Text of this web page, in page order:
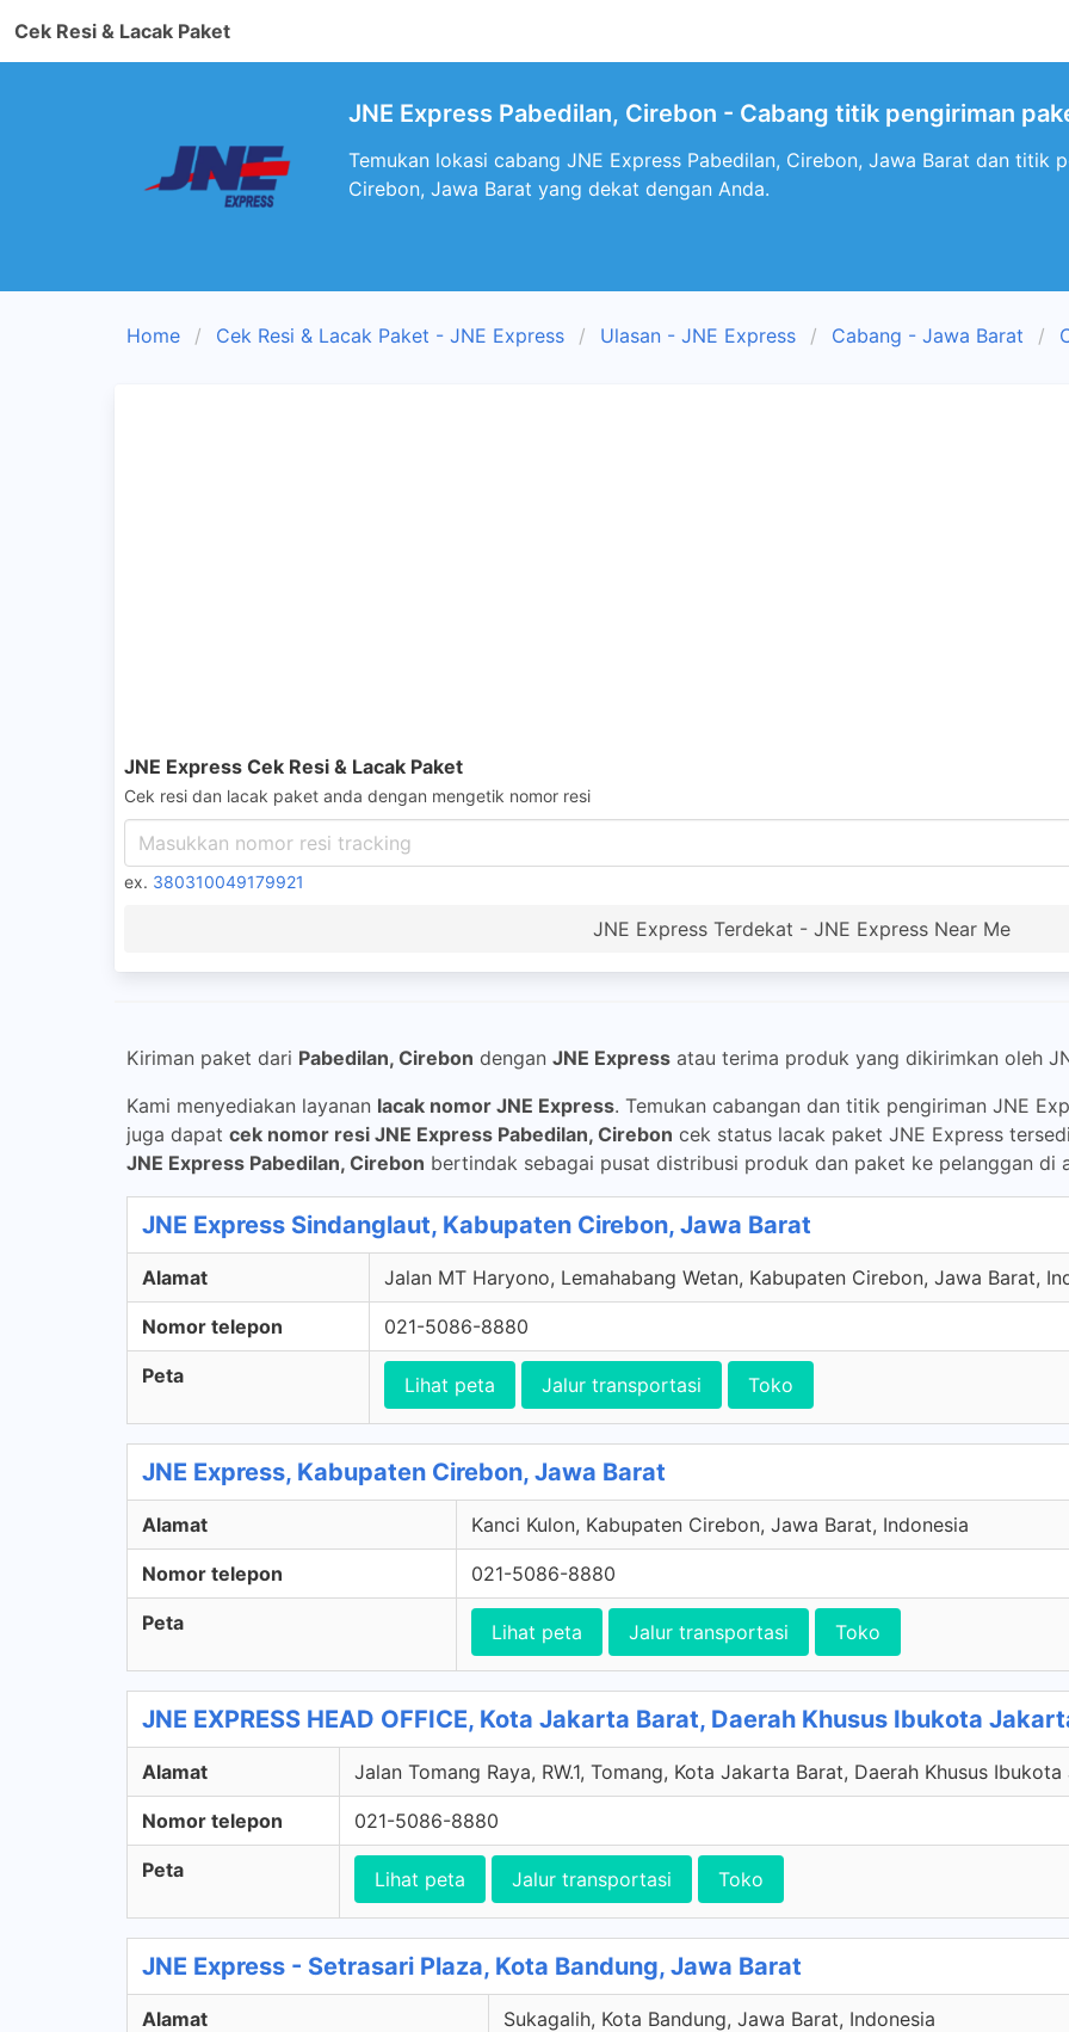
Cek Resi & Lacak Paket
JNE Express Pabedilan, Cirebon - Cabang titik pengiriman
Temukan lokasi cabang JNE Express Pabedilan, Cirebon, Jawa Barat dan titik
Cirebon, Jawa Barat yang dekat dengan Anda.
Home Cek Resi & Lacak Paket - JNE Express Ulasan - JNE Express Cabang - Jawa Barat
JNE Express Cek Resi & Lacak Paket
Cek resi dan lacak paket anda dengan mengetik nomor resi
ex. 380310049179921
JNE Express Terdekat - JNE Express Near Me
Kiriman paket dari Pabedilan, Cirebon dengan JNE Express atau terima produk yang dikirimkan oleh
Kami menyediakan layanan lacak nomor JNE Express. Temukan cabangan dan titik pengiriman JNE
juga dapat cek nomor resi JNE Express Pabedilan, Cirebon cek status lacak paket JNE Express
JNE Express Pabedilan, Cirebon bertindak sebagai pusat distribusi produk dan paket ke pelanggan di
JNE Express Sindanglaut, Kabupaten Cirebon, Jawa Barat
Alamat Jalan MT Haryono, Lemahabang Wetan, Kabupaten Cirebon, Jawa Barat,
Nomor telepon 021-5086-8880
Peta Lihat peta Jalur transportasi Toko
JNE Express, Kabupaten Cirebon, Jawa Barat
Alamat Kanci Kulon, Kabupaten Cirebon, Jawa Barat, Indonesia
Nomor telepon 021-5086-8880
Peta Lihat peta Jalur transportasi Toko
JNE EXPRESS HEAD OFFICE, Kota Jakarta Barat, Daerah Khusus Ibukota
Alamat Jalan Tomang Raya, RW.1, Tomang, Kota Jakarta Barat, Daerah Khusus
Nomor telepon 021-5086-8880
Peta Lihat peta Jalur transportasi Toko
JNE Express - Setrasari Plaza, Kota Bandung, Jawa Barat
Alamat Sukagalih, Kota Bandung, Jawa Barat, Indonesia